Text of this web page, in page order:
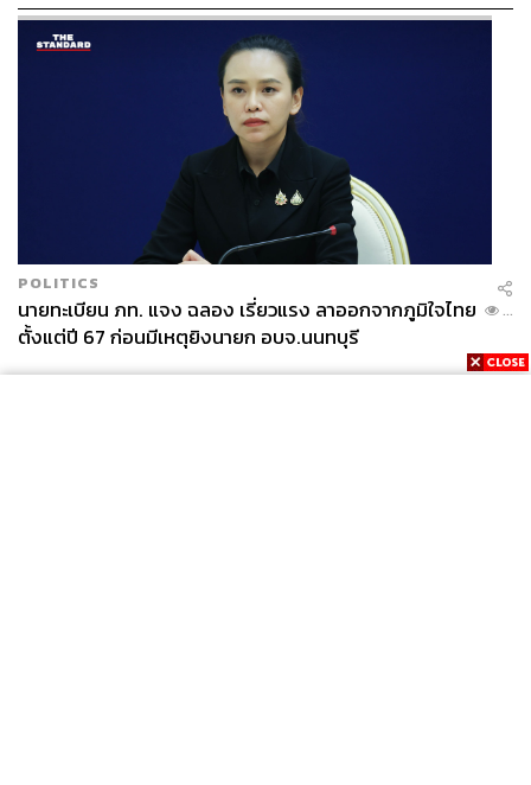
POLITICS
นายทะเบียน ภท. แจง ฉลอง เรี่ยวแรง ลาออกจากภูมิใจไทย
ตั้งแต่ปี 67 ก่อนมีเหตุยิงนายก อบจ.นนทบุรี
...